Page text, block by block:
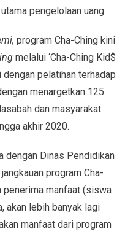
pengelolaan uang.
program Cha-Ching kini
melalui ‘Cha-Ching Kid$
dengan pelatihan terhadap
menargetkan 125
dan masyarakat
akhir 2020.
dengan Dinas Pendidikan
program Cha-
penerima manfaat (siswa
akan lebih banyak lagi
manfaat dari program